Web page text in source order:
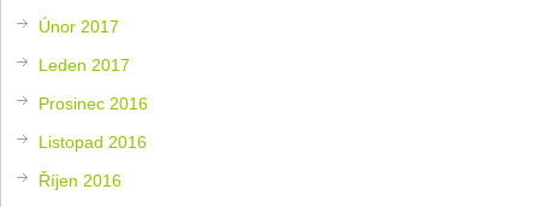
Únor 2017
Leden 2017
Prosinec 2016
Listopad 2016
Říjen 2016